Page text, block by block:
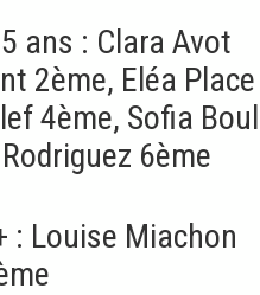
ans : Clara Avot
2ème, Eléa Place
4ème, Sofia Boul
6ème
: Louise Miachon